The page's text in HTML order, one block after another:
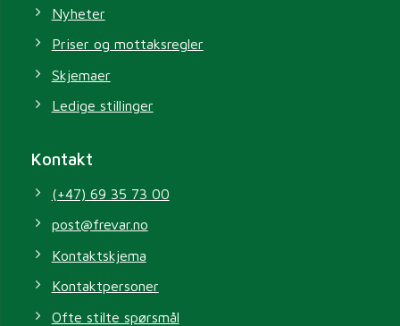
Nyheter
Priser og mottaksregler
Skjemaer
Ledige stillinger
Kontakt
(+47) 69 35 73 00
post@frevar.no
Kontaktskjema
Kontaktpersoner
Ofte stilte spørsmål